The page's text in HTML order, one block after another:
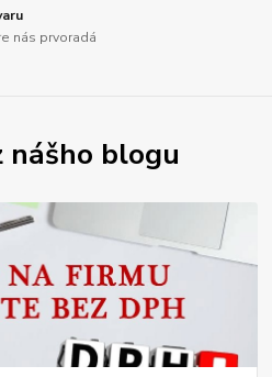
nás prvoradá
nášho blogu